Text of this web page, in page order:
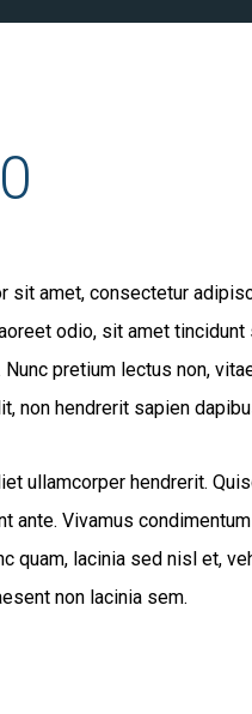
sit amet, consectetur
odio, sit amet
Nunc pretium lectus non,
non hendrerit sapien
ullamcorper hendrerit.
ante. Vivamus
quam, lacinia sed nisl et,
non lacinia sem.